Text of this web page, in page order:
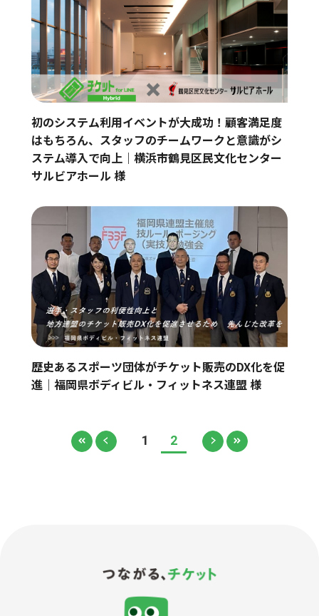
初のシステム利用イベントが大成功！顧客満足度
はもちろん、スタッフのチームワークと意識がシ
ステム導入で向上｜横浜市鶴見区民文化センター
サルビアホール 様
歴史あるスポーツ団体がチケット販売のDX化を促
進｜福岡県ボディビル・フィットネス連盟 様
1 2